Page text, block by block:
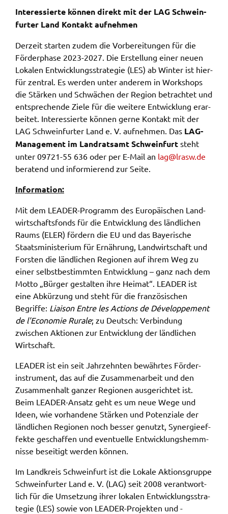
Inter­es­sier­te können direkt mit der LAG Schwein­
fur­ter Land Kontakt aufneh­men
Derzeit star­ten zudem die Vorbe­rei­tun­gen für die
Förder­pha­se 2023-2027. Die Erstel­lung einer neuen
Loka­len Entwick­lungs­stra­te­gie (LES) ab Winter ist hier­
für zentral. Es werden unter ande­rem in Work­shops
die Stär­ken und Schwä­chen der Regi­on betrach­tet und
entspre­chen­de Ziele für die weite­re Entwick­lung erar­
bei­tet. Inter­es­sier­te können gerne Kontakt mit der
LAG Schwein­fur­ter Land e. V. aufneh­men. Das LAG-
Manage­ment im Land­rats­amt Schwein­furt steht
unter 09721-55 636 oder per E-Mail an lag@​lrasw.​de
bera­tend und infor­mie­rend zur Seite.
Infor­ma­ti­on:
Mit dem LEADER-Programm des Euro­päi­schen Land­
wirt­schafts­fonds für die Entwick­lung des länd­li­chen
Raums (ELER) fördern die EU und das Baye­ri­sche
Staats­mi­nis­te­ri­um für Ernäh­rung, Land­wirt­schaft und
Fors­ten die länd­li­chen Regio­nen auf ihrem Weg zu
einer selbst­be­stimm­ten Entwick­lung – ganz nach dem
Motto „Bürger gestal­ten ihre Heimat“. LEADER ist
eine Abkür­zung und steht für die fran­zö­si­schen
Begrif­fe: Liai­son Entre les Actions de Déve­lop­pe­ment
de l'Econo­mie Rura­le; zu Deutsch: Verbin­dung
zwischen Aktio­nen zur Entwick­lung der länd­li­chen
Wirt­schaft.
LEADER ist ein seit Jahr­zehn­ten bewähr­tes Förder­
instru­ment, das auf die Zusam­men­ar­beit und den
Zusam­men­halt ganzer Regio­nen ausge­rich­tet ist.
Beim LEADER-Ansatz geht es um neue Wege und
Ideen, wie vorhan­de­ne Stär­ken und Poten­zia­le der
länd­li­chen Regio­nen noch besser genutzt, Syner­gie­ef­
fek­te geschaf­fen und even­tu­el­le Entwick­lungs­hemm­
nis­se besei­tigt werden können.
Im Land­kreis Schwein­furt ist die Loka­le Akti­ons­grup­pe
Schwein­fur­ter Land e. V. (LAG) seit 2008 verant­wort­
lich für die Umset­zung ihrer loka­len Entwick­lungs­stra­
te­gie (LES) sowie von LEADER-Projek­ten und -